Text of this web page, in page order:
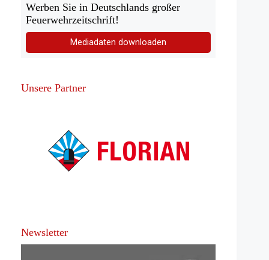
Werben Sie in Deutschlands großer
Feuerwehrzeitschrift!
Mediadaten downloaden
Unsere Partner
Newsletter